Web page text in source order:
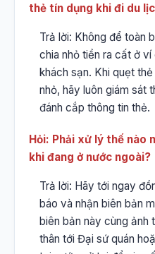
thẻ tín dụng khi đi du
Trả lời: Không để toàn
chia nhỏ tiền ra cất ở
khách sạn. Khi quẹt
nhỏ, hãy luôn giám sát
đánh cắp thông tin thẻ.
Hỏi: Phải xử lý thế nào
khi đang ở nước ngoài?
Trả lời: Hãy tới ngay
báo và nhận biên bản
biên bản này cùng ảnh
thân tới Đại sứ quán